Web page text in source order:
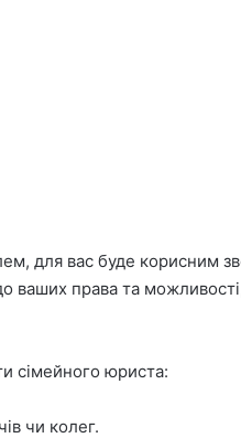
для вас буде корисним
права та
сімейного юриста:
чи колег.